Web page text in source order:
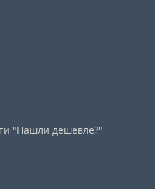
"Нашли дешевле?"